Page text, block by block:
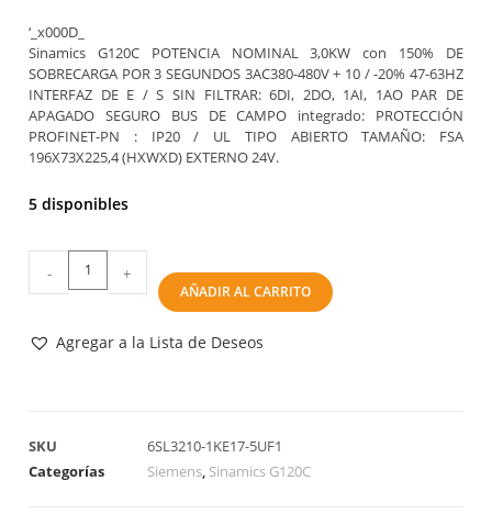
‘_x000D_
Sinamics G120C POTENCIA NOMINAL 3,0KW con 150% DE
SOBRECARGA POR 3 SEGUNDOS 3AC380-480V + 10 / -20% 47-63HZ
INTERFAZ DE E / S SIN FILTRAR: 6DI, 2DO, 1AI, 1AO PAR DE
APAGADO SEGURO BUS DE CAMPO integrado: PROTECCIÓN
PROFINET-PN : IP20 / UL TIPO ABIERTO TAMAÑO: FSA
196X73X225,4 (HXWXD) EXTERNO 24V.
5 disponibles
- +
AÑADIR AL CARRITO
Agregar a la Lista de Deseos
SKU
6SL3210-1KE17-5UF1
Categorías
Siemens, Sinamics G120C